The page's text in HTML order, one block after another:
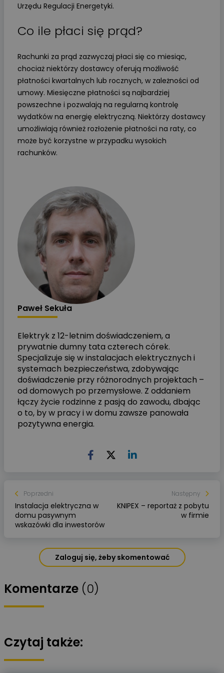
Urzędu Regulacji Energetyki.
Co ile płaci się prąd?
Rachunki za prąd zazwyczaj płaci się co miesiąc,
chociaż niektórzy dostawcy oferują możliwość
płatności kwartalnych lub rocznych, w zależności od
umowy. Miesięczne płatności są najbardziej
powszechne i pozwalają na regularną kontrolę
wydatków na energię elektryczną. Niektórzy dostawcy
umożliwiają również rozłożenie płatności na raty, co
może być korzystne w przypadku wysokich
rachunków.
Paweł Sekuła
Elektryk z 12-letnim doświadczeniem, a
prywatnie dumny tata czterech córek.
Specjalizuje się w instalacjach elektrycznych i
systemach bezpieczeństwa, zdobywając
doświadczenie przy różnorodnych projektach –
od domowych po przemysłowe. Z oddaniem
łączy życie rodzinne z pasją do zawodu, dbając
o to, by w pracy i w domu zawsze panowała
pozytywna energia.
Poprzedni
Instalacja elektryczna w
domu pasywnym
wskazówki dla inwestorów
Następny
KNIPEX – reportaż z pobytu
w firmie
Zaloguj się, żeby skomentować
Komentarze (0)
Czytaj także: